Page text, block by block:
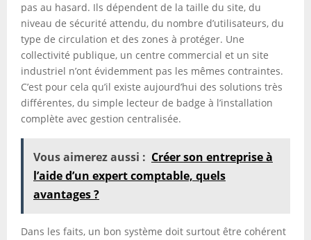
pas au hasard. Ils dépendent de la taille du site, du
niveau de sécurité attendu, du nombre d’utilisateurs, du
type de circulation et des zones à protéger. Une
collectivité publique, un centre commercial et un site
industriel n’ont évidemment pas les mêmes contraintes.
C’est pour cela qu’il existe aujourd’hui des solutions très
différentes, du simple lecteur de badge à l’installation
complète avec gestion centralisée.
Vous aimerez aussi : Créer son entreprise à
l’aide d’un expert comptable, quels
avantages ?
Dans les faits, un bon système doit surtout être cohérent